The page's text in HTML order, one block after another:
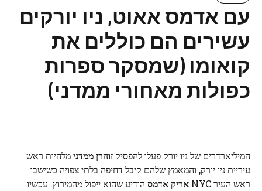
עם אדמס אאוט, ניו יורקים
עשירים הם כוללים את
קואומו (שמסקר ספרות
כפולות מאחורי ממדני)
המיליארדרים של ניו יורק פעלו להפסיק זוהרן ממדנימלהיות ראש
עיריית ניו יורק, והמאמץ שלהם קיבל דחיפה בלתי צפויה כשישבו
ראש העיר NYC
אריק אדמס הודיע ​​שהוא ייפול מהמירוץ. עכשיו